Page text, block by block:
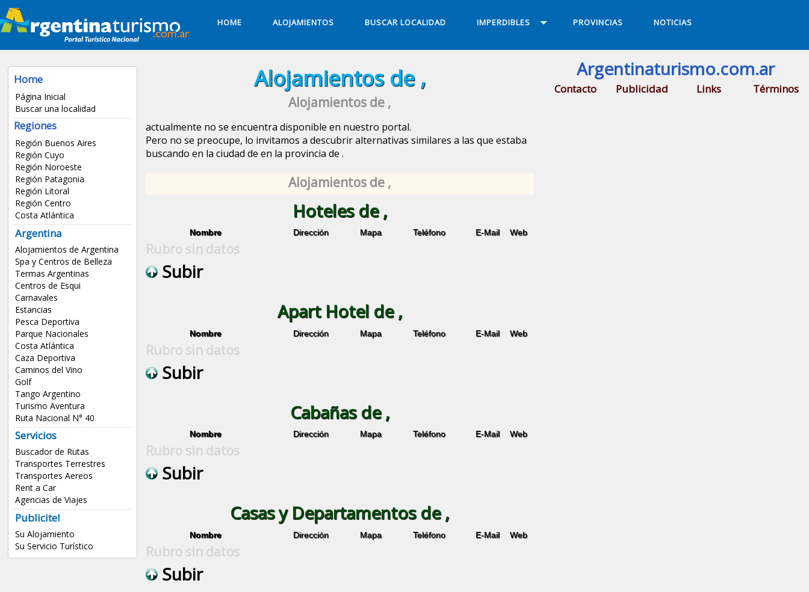
HOME ALOJAMIENTOS BUSCAR LOCALIDAD IMPERDIBLES PROVINCIAS NOTICIAS
Home
Página Inicial
Buscar una localidad
Regiones
Región Buenos Aires
Región Cuyo
Región Noroeste
Región Patagonia
Región Litoral
Región Centro
Costa Atlántica
Argentina
Alojamientos de Argentina
Spa y Centros de Belleza
Termas Argentinas
Centros de Esqui
Carnavales
Estancias
Pesca Deportiva
Parque Nacionales
Costa Atlántica
Caza Deportiva
Caminos del Vino
Golf
Tango Argentino
Turismo Aventura
Ruta Nacional N° 40
Servicios
Buscador de Rutas
Transportes Terrestres
Transportes Aereos
Rent a Car
Agencias de Viajes
Publicite!
Su Alojamiento
Su Servicio Turístico
Alojamientos de ,
Alojamientos de ,
actualmente no se encuentra disponible en nuestro portal.
Pero no se preocupe, lo invitamos a descubrir alternativas similares a las que estaba
buscando en la ciudad de en la provincia de .
Alojamientos de ,
Hoteles de ,
Nombre Dirección Mapa Teléfono E-Mail Web
Rubro sin datos
Subir
Apart Hotel de ,
Nombre Dirección Mapa Teléfono E-Mail Web
Rubro sin datos
Subir
Cabañas de ,
Nombre Dirección Mapa Teléfono E-Mail Web
Rubro sin datos
Subir
Casas y Departamentos de ,
Nombre Dirección Mapa Teléfono E-Mail Web
Rubro sin datos
Subir
Argentinaturismo.com.ar
Contacto Publicidad Links Términos